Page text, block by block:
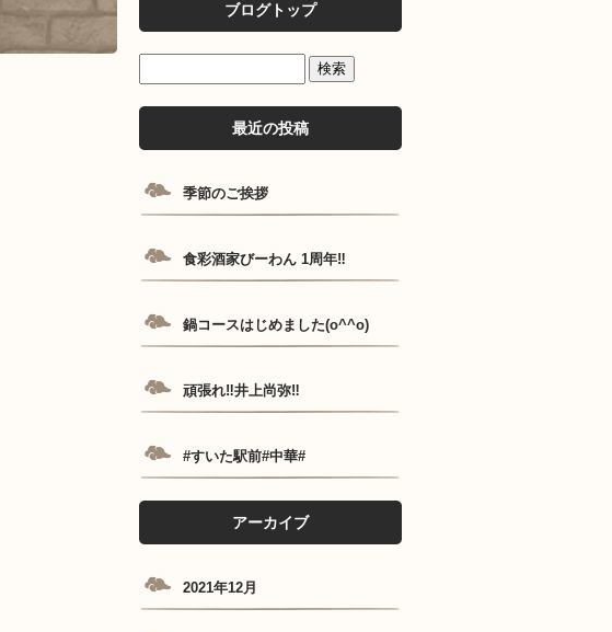
ブログトップ
最近の投稿
季節のご挨拶
食彩酒家びーわん 1周年‼️
鍋コースはじめました(o^^o)
頑張れ‼️井上尚弥‼️
#すいた駅前#中華#
アーカイブ
2021年12月